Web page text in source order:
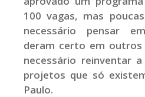
100 vagas, mas
necessário pensar
deram certo em outros
necessário reinventar
projetos que só
Paulo.